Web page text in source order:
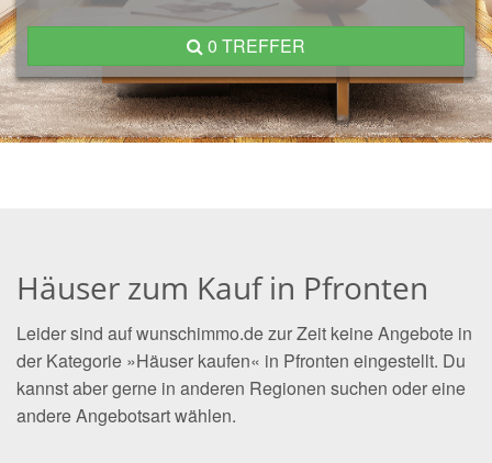
0 TREFFER
Häuser zum Kauf in Pfronten
Leider sind auf wunschimmo.de zur Zeit keine Angebote in
der Kategorie »Häuser kaufen« in Pfronten eingestellt. Du
kannst aber gerne in anderen Regionen suchen oder eine
andere Angebotsart wählen.